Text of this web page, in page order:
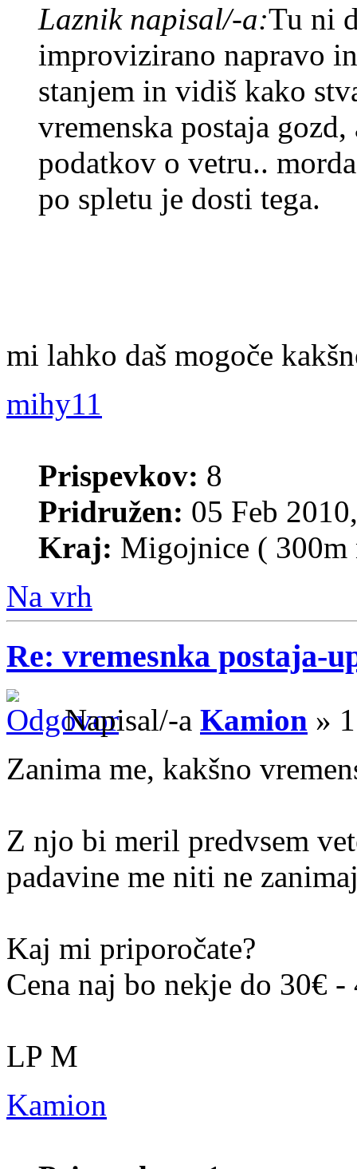
Laznik napisal/-a:Tu ni
improvizirano napravo
stanjem in vidiš kako
vremenska postaja
podatkov o vetru..
po spletu je dosti tega.
mi lahko daš mogoče
mihy11
Prispevkov: 8
Pridružen: 05 Feb
Kraj: Migojnice ( 300m
Na vrh
Re: vremesnka postaja-
Napisal/-a Kamion »
Zanima me, kakšno
Z njo bi meril predvsem
padavine me niti ne
Kaj mi priporočate?
Cena naj bo nekje do 30€ -
LP M
Kamion